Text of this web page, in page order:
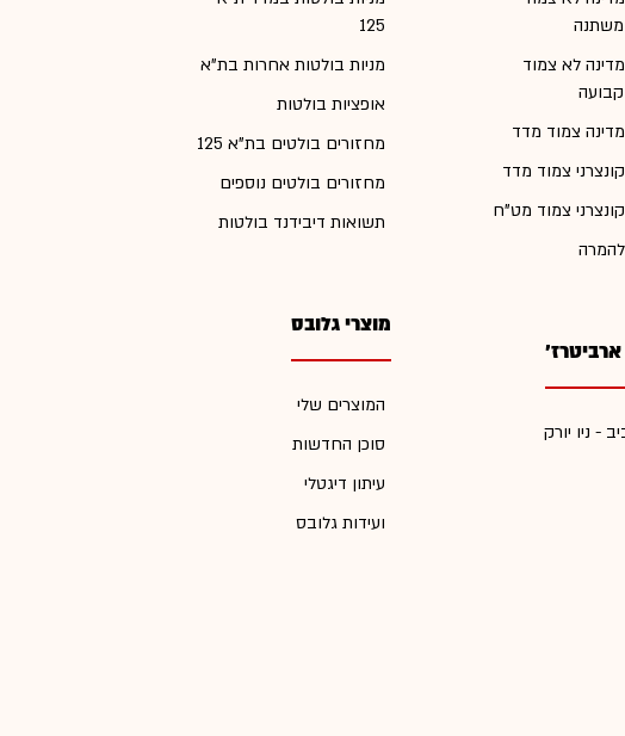
משתנה
לא צמוד
קבועה
צמוד מדד
צמוד מדד
צמוד מט"ח
ארביטרז'
- ניו יורק
125
מניות בולטות אחרות בת"א
אופציות בולטות
מחזורים בולטים בת"א 125
מחזורים בולטים נוספים
תשואות דיבידנד בולטות
מוצרי גלובס
המוצרים שלי
סוכן החדשות
עיתון דיגטלי
ועידות גלובס